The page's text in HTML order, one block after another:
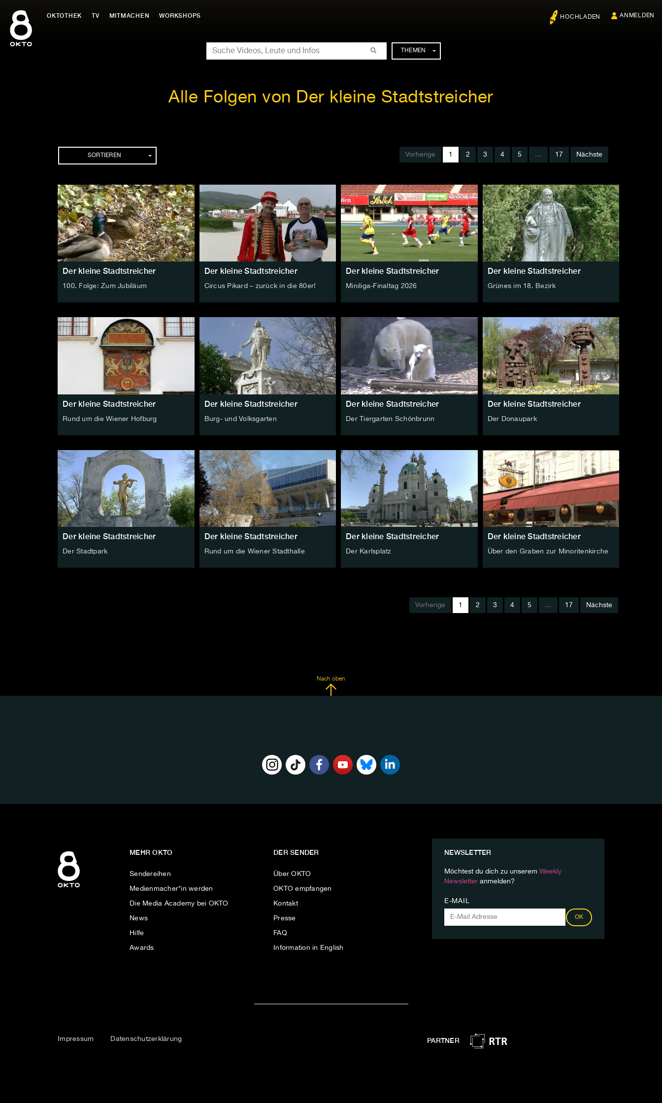
Inhalt
springen
OKTOTHEK TV MITMACHEN WORKSHOPS HOCHLADEN ANMELDEN
SUCHE
THEMEN
Alle Folgen von Der kleine Stadtstreicher
Folgen
SORTIEREN Vorherige 1 2 3 4 5 … 17 Nächste
Der kleine Stadtstreicher
100. Folge: Zum Jubiläum
Der kleine Stadtstreicher
Circus Pikard – zurück in die 80er!
Der kleine Stadtstreicher
Miniliga-Finaltag 2026
Der kleine Stadtstreicher
Grünes im 18. Bezirk
Der kleine Stadtstreicher
Rund um die Wiener Hofburg
Der kleine Stadtstreicher
Burg- und Volksgarten
Der kleine Stadtstreicher
Der Tiergarten Schönbrunn
Der kleine Stadtstreicher
Der Donaupark
Der kleine Stadtstreicher
Der Stadtpark
Der kleine Stadtstreicher
Rund um die Wiener Stadthalle
Der kleine Stadtstreicher
Der Karlsplatz
Der kleine Stadtstreicher
Über den Graben zur Minoritenkirche
Vorherige 1 2 3 4 5 … 17 Nächste
Nach oben
MEHR OKTO
Sendereihen
Medienmacher*in werden
Die Media Academy bei OKTO
News
Hilfe
Awards
DER SENDER
Über OKTO
OKTO empfangen
Kontakt
Presse
FAQ
Information in English
NEWSLETTER
Möchtest du dich zu unserem Weekly
Newsletter anmelden?
E-MAIL
OK
Impressum Datenschutzerklärung PARTNER